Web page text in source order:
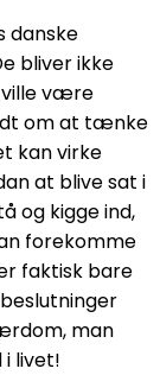
danske
bliver ikke
ville være
om at tænke
kan virke
at blive sat i
og kigge ind,
forekomme
faktisk bare
man
i livet!